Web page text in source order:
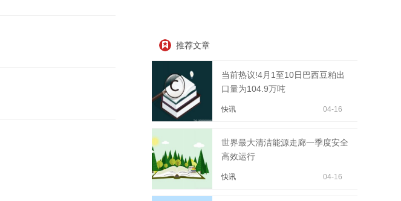
推荐文章
当前热议!4月1至10日巴西豆粕出
口量为104.9万吨
快讯 04-16
世界最大清洁能源走廊一季度安全
高效运行
快讯 04-16